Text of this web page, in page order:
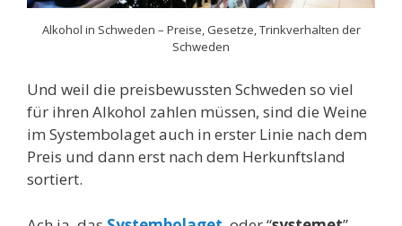
Alkohol in Schweden – Preise, Gesetze, Trinkverhalten der
Schweden
Und weil die preisbewussten Schweden so viel
für ihren Alkohol zahlen müssen, sind die Weine
im Systembolaget auch in erster Linie nach dem
Preis und dann erst nach dem Herkunftsland
sortiert.